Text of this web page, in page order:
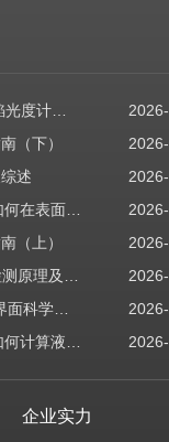
（下）
述
（上）
企业实力